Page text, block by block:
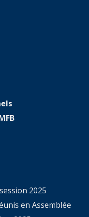
2025
en Assemblée